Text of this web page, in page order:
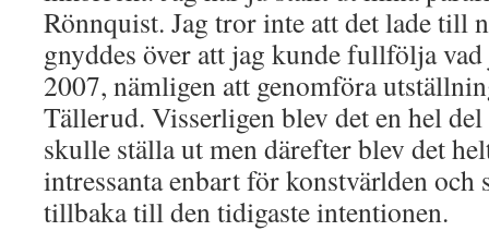
Rönnquist. Jag tror inte att det lade till
gnyddes över att jag kunde fullfölja vad
2007, nämligen att genomföra
Tällerud. Visserligen blev det en hel
skulle ställa ut men därefter blev det
intressanta enbart för konstvärlden och
tillbaka till den tidigaste intentionen.